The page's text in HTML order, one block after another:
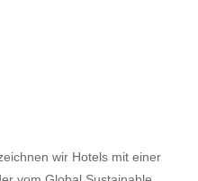
wir Hotels mit einer